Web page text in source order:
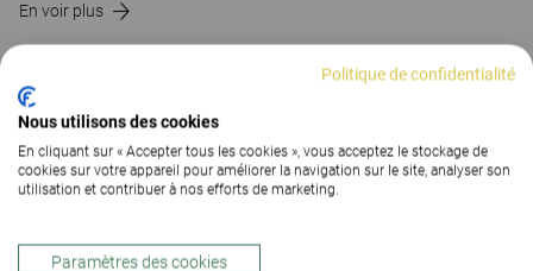
En voir plus
TROUVER UNE DE NOS AGENCES
Matériaux Téléchargements (7)
Politique de confidentialité
Nous utilisons des cookies
En cliquant sur « Accepter tous les cookies », vous acceptez le stockage de
cookies sur votre appareil pour améliorer la navigation sur le site, analyser son
utilisation et contribuer à nos efforts de marketing.
Paramètres des cookies